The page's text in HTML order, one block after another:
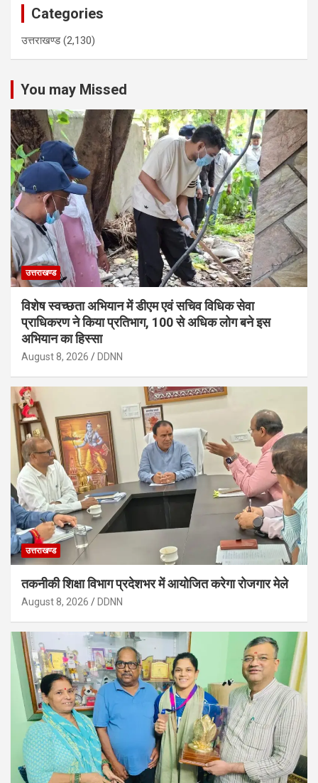
Categories
उत्तराखण्ड(2,130)
You may Missed
उत्तराखण्ड
विशेष स्वच्छता अभियान में डीएम एवं सचिव विधिक सेवा
प्राधिकरण ने किया प्रतिभाग, 100 से अधिक लोग बने इस
अभियान का हिस्सा
August 8, 2026 DDNN
उत्तराखण्ड
तकनीकी शिक्षा विभाग प्रदेशभर में आयोजित करेगा रोजगार मेले
August 8, 2026 DDNN